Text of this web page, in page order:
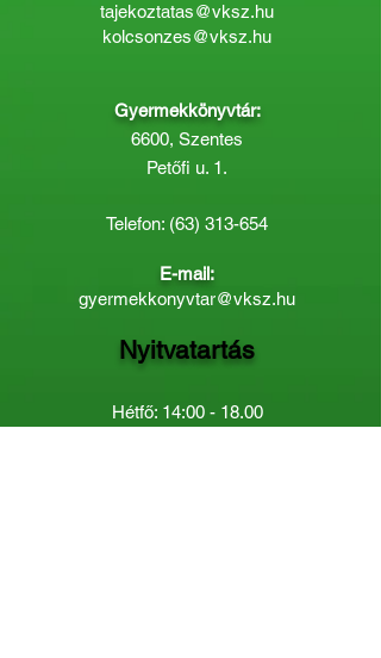
tajekoztatas@vksz.hu
kolcsonzes@vksz.hu
Gyermekkönyvtár:
6600, Szentes
Petőfi u. 1.
Telefon: (63) 313-654
E-mail:
gyermekkonyvtar@vksz.hu
Nyitvatartás
Hétfő: 14:00 - 18.00